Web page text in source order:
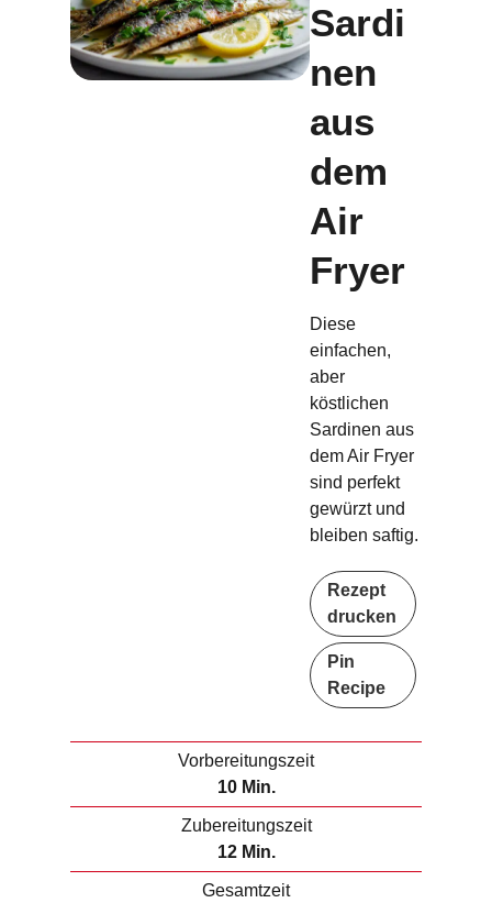
Sardi
nen
aus
dem
Air
Fryer
Diese
einfachen,
aber
köstlichen
Sardinen aus
dem Air Fryer
sind perfekt
gewürzt und
bleiben saftig.
Rezept
drucken
Pin
Recipe
Vorbereitungszeit
10M
i
t
Min.
Zubereitungszeit
12M
i
Min.
Gesamtzeit